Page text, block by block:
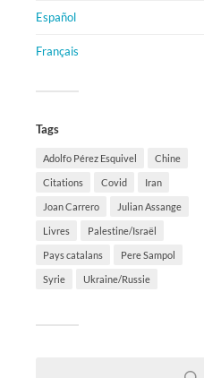
Español
Français
Tags
Adolfo Pérez Esquivel Chine
Citations Covid Iran
Joan Carrero Julian Assange
Livres Palestine/Israël
Pays catalans Pere Sampol
Syrie Ukraine/Russie